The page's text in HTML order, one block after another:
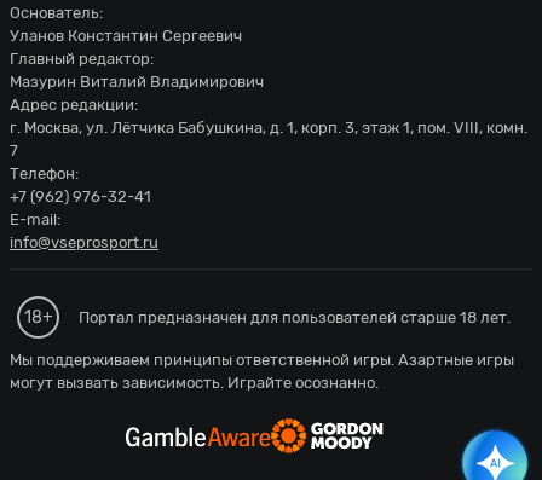
Основатель:
Уланов Константин Сергеевич
Главный редактор:
Мазурин Виталий Владимирович
Адрес редакции:
г. Москва, ул. Лётчика Бабушкина, д. 1, корп. 3, этаж 1, пом. VIII, комн.
7
Телефон:
+7 (962) 976-32-41
E-mail:
info@vseprosport.ru
18+ Портал предназначен для пользователей старше 18 лет.
Мы поддерживаем принципы ответственной игры. Азартные игры
могут вызвать зависимость. Играйте осознанно.